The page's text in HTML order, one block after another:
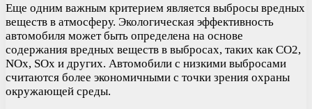
Еще одним важным критерием является выбросы вредных
веществ в атмосферу. Экологическая эффективность
автомобиля может быть определена на основе
содержания вредных веществ в выбросах, таких как CO2,
NOx, SOx и других. Автомобили с низкими выбросами
считаются более экономичными с точки зрения охраны
окружающей среды.